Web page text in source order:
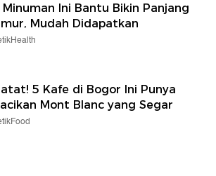
Minuman Ini Bantu Bikin Panjang
Mudah Didapatkan
5 Kafe di Bogor Ini Punya
Mont Blanc yang Segar